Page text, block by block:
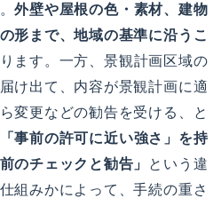
外壁や屋根の色・素材、建物
形まで、地域の基準に沿うこ
ます。一方、景観計画区域の
け出て、内容が景観計画に適
変更などの勧告を受ける、と
事前の許可に近い強さ」を持
のチェックと勧告」
という違
組みかによって、手続の重さ